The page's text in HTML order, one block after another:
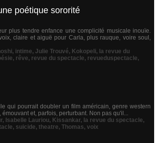
poétique sororité
plus tendre enfance une complicité musicale inouïe.
claire et aiguë pour Carla, plus rauque, voire soul,
, intime, Julie Trouvé, Kokopeli, la revue du
, rêve, revue du spectacle, revueduspectacle,
qui pourrait doubler un film américain, genre western
et, parfois, perturbant. Non pas qu'il...
, Isabelle Lauriou, Kissankar, la revue du spectacle,
, suicide, theatre, Thomas, voix